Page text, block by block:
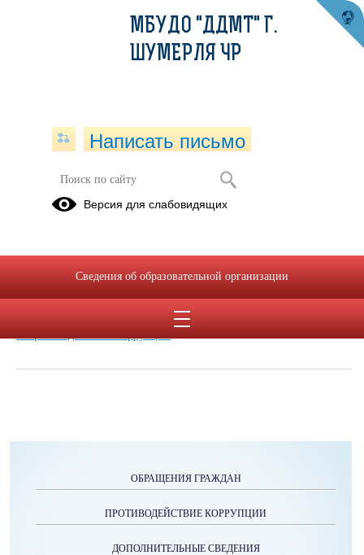
Нормативные правовые и иные акты
в сфере противодействия коррупции
ОБРАЩЕНИЯ ГРАЖДАН
ПРОТИВОДЕЙСТВИЕ КОРРУПЦИИ
ДОПОЛНИТЕЛЬНЫЕ СВЕДЕНИЯ
МБУДО "ДДМТ" Г.
ШУМЕРЛЯ ЧР
Написать письмо
Версия для слабовидящих
Сведения об образовательной организации